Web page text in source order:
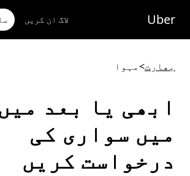
مواد
جائیں
Uber لاگ ان کریں
بھارت>مہوا
ابھی یا بعد
میں سواری کی
درخواست کریں